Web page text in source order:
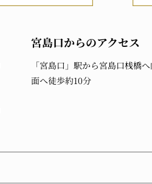
宮島口からのアクセス
「宮島口」駅から宮島口桟橋
面へ徒歩約10分